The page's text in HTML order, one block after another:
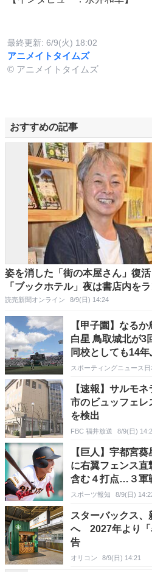
最終更新: 6/9(火) 18:02
アニメイトタイムズ
© アニメイトタイムズ
おすすめの記事
姿を消した「街の本屋さん」復
「ブックホテル」夜は書店内を
読売新聞オンライン 8/9(日) 14:24
【甲子園】なる
白星 鳥取城北が3
同校としても14
スポーティングニュース日
【速報】サルモ
市のビュッフェレ
を検出
FBC 福井放送 8/9(日)
【巨人】宇都宮
に右翼フェンス
含む４打点…３軍
スポーツ報知 8/9(日)
スターバックス
へ 2027年より「
告
オリコン 8/9(日) 14:21